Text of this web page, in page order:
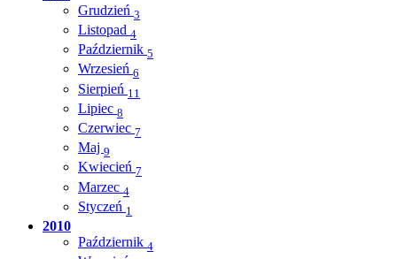
Grudzień 3
Listopad 4
Październik 5
Wrzesień 6
Sierpień 11
Lipiec 8
Czerwiec 7
Maj 9
Kwiecień 7
Marzec 4
Styczeń 1
2010
Październik 4